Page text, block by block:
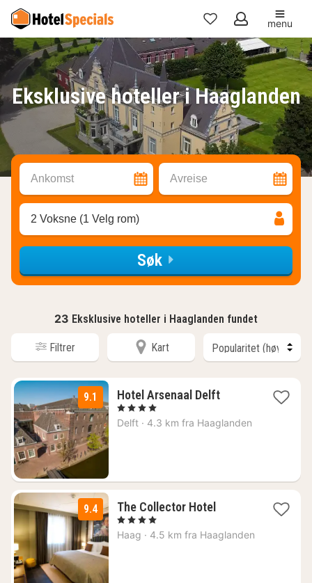
Mine
favoritter
menu
Eksklusive hoteller i Haaglanden
Ankomst Avreise
2 Voksne (1 Velg rom)
Søk
23 Eksklusive hoteller i Haaglanden fundet
Filtrer Kart
9.1 Hotel Arsenaal Delft1
fra
1937
, 4 Stjerner
Delft · 4.3 km fra Haaglanden
9.4 The Collector Hotel1
fra
1210
, 4 Stjerner
Haag · 4.5 km fra Haaglanden